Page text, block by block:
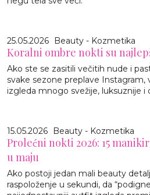
25.05.2026 Beauty - Kozmetika
Koralni ombre nokti su
Ako ste se zasitili večitih nude i
svake sezone preplave Instagram,
izgleda mnogo svežije, luksuznije i
15.05.2026 Beauty - Kozmetika
Prolećni nokti 2026: 15
u maju
Ako postoji jedan mali beauty
raspoloženje u sekundi, da